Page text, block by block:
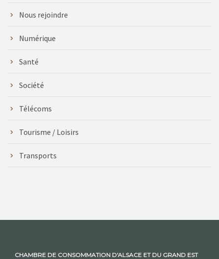
Nous rejoindre
Numérique
Santé
Société
Télécoms
Tourisme / Loisirs
Transports
CHAMBRE DE CONSOMMATION D'ALSACE ET DU GRAND EST